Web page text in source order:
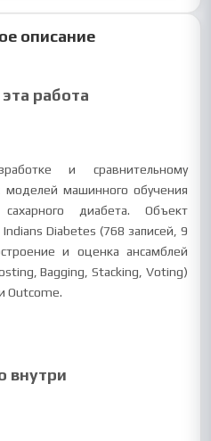
описание
работа
и сравнительному
моделей машинного обучения
диабета. Объект
Diabetes (768 записей, 9
и оценка ансамблей
Bagging, Stacking, Voting)
Outcome.
внутри